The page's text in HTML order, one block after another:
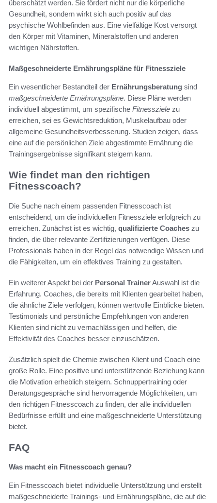
überschätzt werden. Sie fördert nicht nur die körperliche
Gesundheit, sondern wirkt sich auch positiv auf das
psychische Wohlbefinden aus. Eine vielfältige Kost versorgt
den Körper mit Vitaminen, Mineralstoffen und anderen
wichtigen Nährstoffen.
Maßgeschneiderte Ernährungspläne für Fitnessziele
Ein wesentlicher Bestandteil der Ernährungsberatung sind
maßgeschneiderte Ernährungspläne. Diese Pläne werden
individuell abgestimmt, um spezifische Fitnessziele zu
erreichen, sei es Gewichtsreduktion, Muskelaufbau oder
allgemeine Gesundheitsverbesserung. Studien zeigen, dass
eine auf die persönlichen Ziele abgestimmte Ernährung die
Trainingsergebnisse signifikant steigern kann.
Wie findet man den richtigen
Fitnesscoach?
Die Suche nach einem passenden Fitnesscoach ist
entscheidend, um die individuellen Fitnessziele erfolgreich zu
erreichen. Zunächst ist es wichtig, qualifizierte Coaches zu
finden, die über relevante Zertifizierungen verfügen. Diese
Professionals haben in der Regel das notwendige Wissen und
die Fähigkeiten, um ein effektives Training zu gestalten.
Ein weiterer Aspekt bei der Personal TrainerAuswahl ist die
Erfahrung. Coaches, die bereits mit Klienten gearbeitet haben,
die ähnliche Ziele verfolgen, können wertvolle Einblicke bieten.
Testimonials und persönliche Empfehlungen von anderen
Klienten sind nicht zu vernachlässigen und helfen, die
Effektivität des Coaches besser einzuschätzen.
Zusätzlich spielt die Chemie zwischen Klient und Coach eine
große Rolle. Eine positive und unterstützende Beziehung kann
die Motivation erheblich steigern. Schnuppertraining oder
Beratungsgespräche sind hervorragende Möglichkeiten, um
den richtigen Fitnesscoach zu finden, der alle individuellen
Bedürfnisse erfüllt und eine maßgeschneiderte Unterstützung
bietet.
FAQ
Was macht ein Fitnesscoach genau?
Ein Fitnesscoach bietet individuelle Unterstützung und erstellt
maßgeschneiderte Trainings- und Ernährungspläne, die auf die